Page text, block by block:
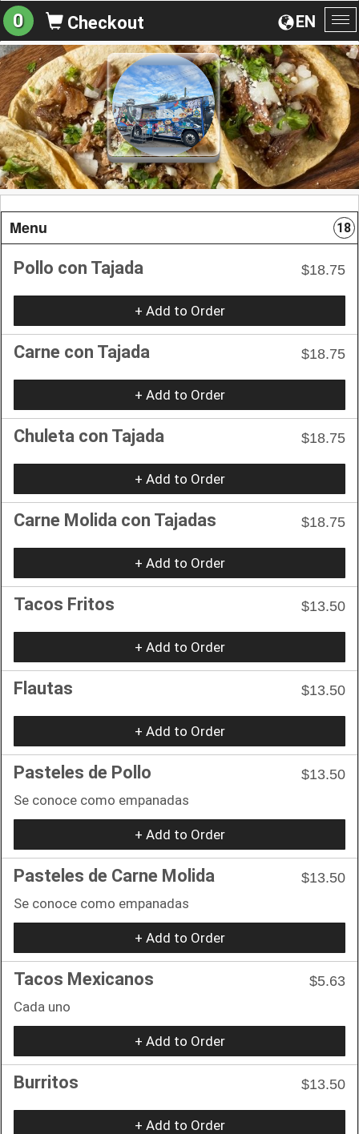
EN
0 Checkout
Menu 18
Pollo con Tajada $18.75
+ Add to Order
Carne con Tajada $18.75
+ Add to Order
Chuleta con Tajada $18.75
+ Add to Order
Carne Molida con Tajadas $18.75
+ Add to Order
Tacos Fritos $13.50
+ Add to Order
Flautas $13.50
+ Add to Order
Pasteles de Pollo
$13.50
Se conoce como empanadas
+ Add to Order
Pasteles de Carne Molida
$13.50
Se conoce como empanadas
+ Add to Order
Tacos Mexicanos
$5.63
Cada uno
+ Add to Order
Burritos $13.50
+ Add to Order